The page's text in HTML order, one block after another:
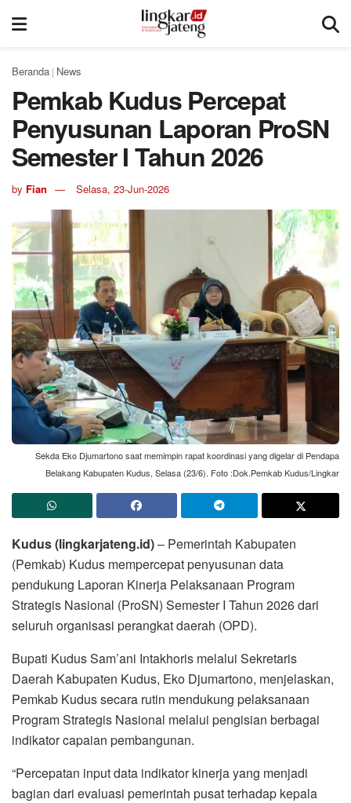
Beranda | News
Pemkab Kudus Percepat
Penyusunan Laporan ProSN
Semester I Tahun 2026
by Fian Selasa, 23-Jun-2026
Sekda Eko Djumartono saat memimpin rapat koordinasi yang digelar di Pendapa
Belakang Kabupaten Kudus, Selasa (23/6). Foto :Dok.Pemkab Kudus/Lingkar
Kudus (lingkarjateng.id)– Pemerintah Kabupaten
(Pemkab) Kudus mempercepat penyusunan data
pendukung Laporan Kinerja Pelaksanaan Program
Strategis Nasional (ProSN) Semester I Tahun 2026 dari
seluruh organisasi perangkat daerah (OPD).
Bupati Kudus Sam’ani Intakhoris melalui Sekretaris
Daerah Kabupaten Kudus, Eko Djumartono, menjelaskan,
Pemkab Kudus secara rutin mendukung pelaksanaan
Program Strategis Nasional melalui pengisian berbagai
indikator capaian pembangunan.
“Percepatan input data indikator kinerja yang menjadi
bagian dari evaluasi pemerintah pusat terhadap kepala